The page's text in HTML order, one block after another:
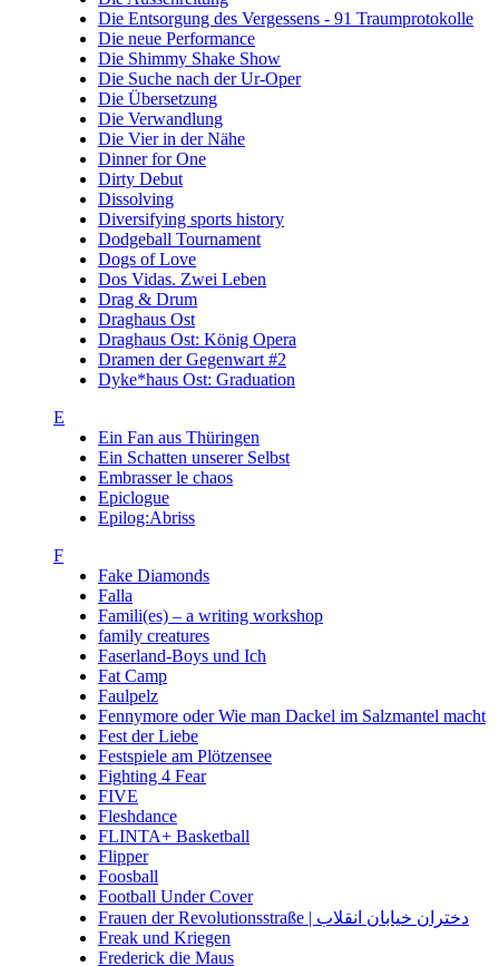
Die Entsorgung des Vergessens - 91 Traumprotokolle
Die neue Performance
Die Shimmy Shake Show
Die Suche nach der Ur-Oper
Die Übersetzung
Die Verwandlung
Die Vier in der Nähe
Dinner for One
Dirty Debut
Dissolving
Diversifying sports history
Dodgeball Tournament
Dogs of Love
Dos Vidas. Zwei Leben
Drag & Drum
Draghaus Ost
Draghaus Ost: König Opera
Dramen der Gegenwart #2
Dyke*haus Ost: Graduation
E
Ein Fan aus Thüringen
Ein Schatten unserer Selbst
Embrasser le chaos
Epiclogue
Epilog:Abriss
F
Fake Diamonds
Falla
Famili(es) – a writing workshop
family creatures
Faserland-Boys und Ich
Fat Camp
Faulpelz
Fennymore oder Wie man Dackel im Salzmantel macht
Fest der Liebe
Festspiele am Plötzensee
Fighting 4 Fear
FIVE
Fleshdance
FLINTA+ Basketball
Flipper
Foosball
Football Under Cover
Frauen der Revolutionsstraße | دختران خیابان انقلاب
Freak und Kriegen
Frederick die Maus